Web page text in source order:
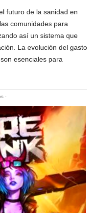
futuro de la sanidad en
comunidades para
así un sistema que
La evolución del gasto
esenciales para
-